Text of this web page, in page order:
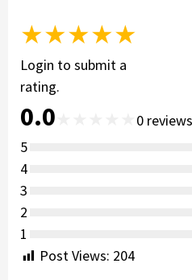
★★★★★
Login to submit a
rating.
0.0 0 reviews
5
4
3
2
1
Post Views: 204